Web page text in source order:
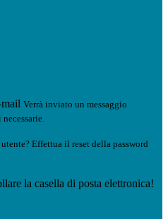
Verrà inviato un messaggio
Effettua il reset della password
la casella di posta elettronica!